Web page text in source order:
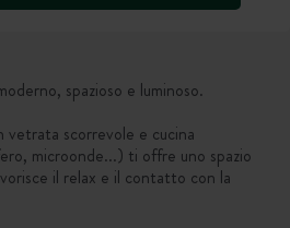
spazioso e luminoso.
vetrata scorrevole e cucina
microonde...) ti offre uno spazio
il relax e il contatto con la